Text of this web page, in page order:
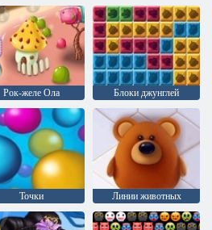
Рок-желе Ола Блоки джунглей
Точки Линии животных